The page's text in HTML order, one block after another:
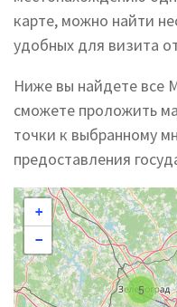
карте, можно найти
удобных для визита
Ниже вы найдете все
сможете проложить
точки к выбранному
предоставления
5
+
−